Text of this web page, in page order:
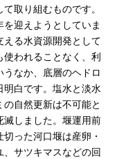
取り組むものです。
迎えようとしていま
る水資源開発として
われることなく、利
なか、底層のヘドロ
白です。塩水と淡水
自然更新は不可能と
滅しました。堰運用前
った河口堰は産卵・
サツキマスなどの回